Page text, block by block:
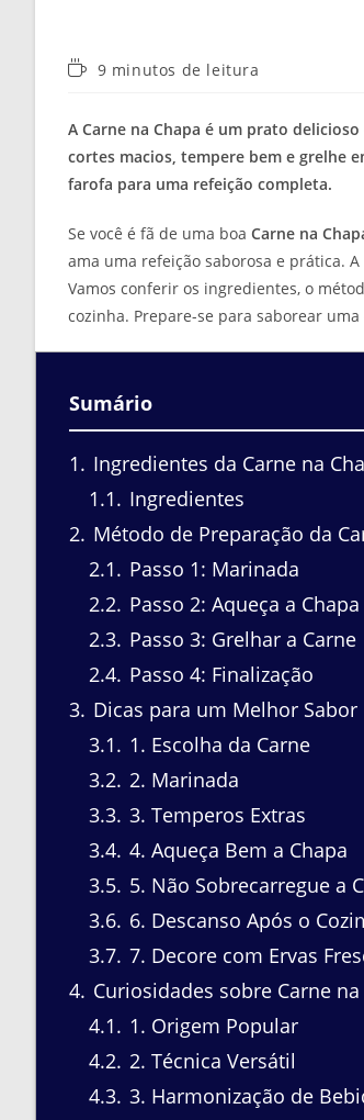
Tempo9 minutos de leitura
A Carne na Chapa é um prato
cortes macios, tempere bem e grelhe
farofa para uma refeição completa.
Se você é fã de uma boa Carne na
ama uma refeição saborosa e prática.
Vamos conferir os ingredientes, o
cozinha. Prepare-se para saborear
Sumário
1
Ingredientes da Carne na
1.1
Ingredientes
2 Método de Preparação da
2.1
Passo 1: Marinada
2.2 Passo 2: Aqueça a Chapa
2.3 Passo 3: Grelhar a Carne
2.4 Passo 4: Finalização
3 Dicas para um Melhor Sabor
3.1
1. Escolha da Carne
3.2 2. Marinada
3.3 3. Temperos Extras
3.4 4. Aqueça Bem a Chapa
3.5 5. Não Sobrecarregue a
3.6 6. Descanso Após o
3.7 7. Decore com Ervas
4 Curiosidades sobre Carne na
4.1
1. Origem Popular
4.2 2. Técnica Versátil
4.3 3. Harmonização de